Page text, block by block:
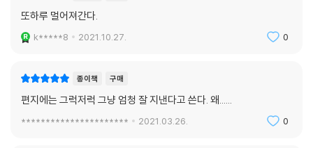
김종삼 시인이 물끄러미 바라보고 있었다
길을 건너려다 말고
두보가 강변 주막에다
또하루 멀어져간다.
k*****8 2021.10.27. 0
종이책 구매
편지에는 그럭저럭 그냥 엄청 잘 지낸다고 쓴다. 왜......
********************** 2021.03.26. 0